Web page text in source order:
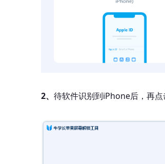
2、 待软件识别到iPhone后，再